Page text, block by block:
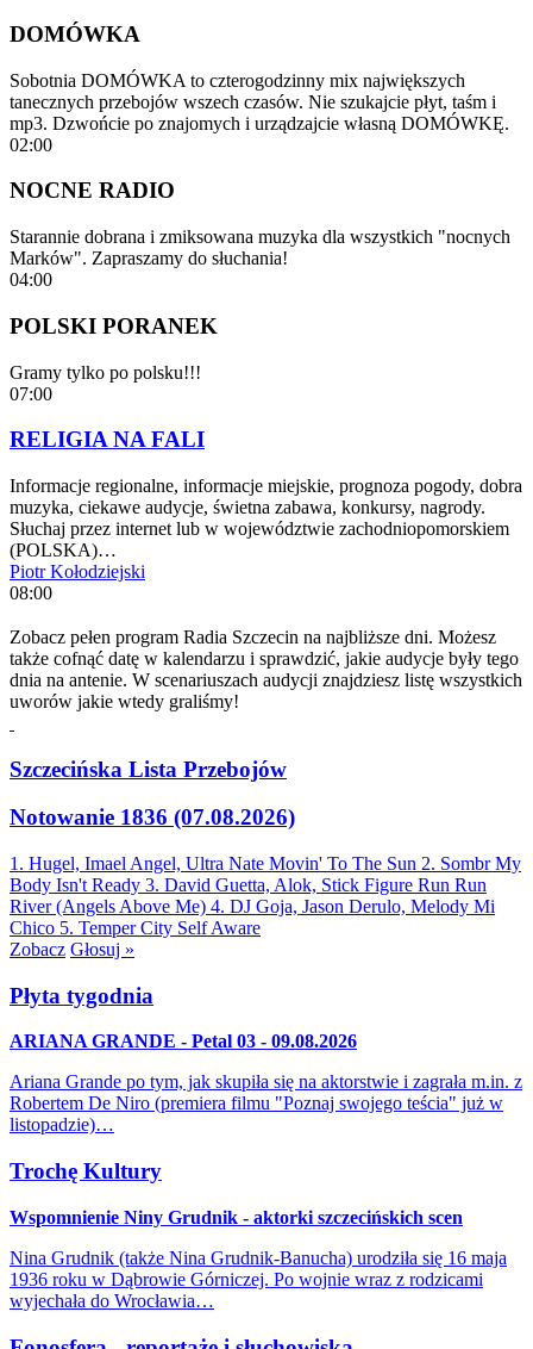
DOMÓWKA
Sobotnia DOMÓWKA to czterogodzinny mix największych
tanecznych przebojów wszech czasów. Nie szukajcie płyt, taśm i
mp3. Dzwońcie po znajomych i urządzajcie własną DOMÓWKĘ.
02:00
NOCNE RADIO
Starannie dobrana i zmiksowana muzyka dla wszystkich "nocnych
Marków". Zapraszamy do słuchania!
04:00
POLSKI PORANEK
Gramy tylko po polsku!!!
07:00
RELIGIA NA FALI
Informacje regionalne, informacje miejskie, prognoza pogody, dobra
muzyka, ciekawe audycje, świetna zabawa, konkursy, nagrody.
Słuchaj przez internet lub w województwie zachodniopomorskiem
(POLSKA)…
Piotr Kołodziejski
08:00
Zobacz pełen program Radia Szczecin na najbliższe dni. Możesz
także cofnąć datę w kalendarzu i sprawdzić, jakie audycje były tego
dnia na antenie. W scenariuszach audycji znajdziesz listę wszystkich
uworów jakie wtedy graliśmy!
Szczecińska Lista Przebojów
Notowanie 1836 (07.08.2026)
1. Hugel, Imael Angel, Ultra Nate Movin' To The Sun 2. Sombr My
Body Isn't Ready 3. David Guetta, Alok, Stick Figure Run Run
River (Angels Above Me) 4. DJ Goja, Jason Derulo, Melody Mi
Chico 5. Temper City Self Aware
Zobacz Głosuj »
Płyta tygodnia
ARIANA GRANDE - Petal 03 - 09.08.2026
Ariana Grande po tym, jak skupiła się na aktorstwie i zagrała m.in. z
Robertem De Niro (premiera filmu "Poznaj swojego teścia" już w
listopadzie)…
Trochę Kultury
Wspomnienie Niny Grudnik - aktorki szczecińskich scen
Nina Grudnik (także Nina Grudnik-Banucha) urodziła się 16 maja
1936 roku w Dąbrowie Górniczej. Po wojnie wraz z rodzicami
wyjechała do Wrocławia…